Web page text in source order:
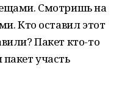
Смотришь на
Кто оставил этот
Пакет кто-то
участь